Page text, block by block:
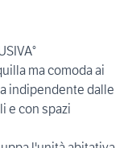
ma comoda ai
indipendente dalle
e con spazi